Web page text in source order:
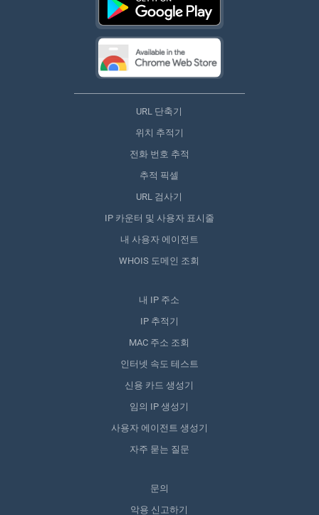
URL 단축기
위치 추적기
전화 번호 추적
추적 픽셀
URL 검사기
IP 카운터 및 사용자 표시줄
내 사용자 에이전트
WHOIS 도메인 조회
내 IP 주소
IP 추적기
MAC 주소 조회
인터넷 속도 테스트
신용 카드 생성기
임의 IP 생성기
사용자 에이전트 생성기
자주 묻는 질문
문의
악용 신고하기